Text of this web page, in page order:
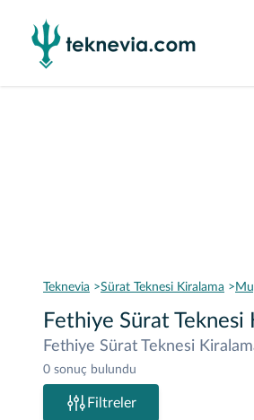
Teknevia Sürat Teknesi Kiralama
Fethiye Sürat Teknesi
Fethiye Sürat Teknesi
0 sonuç bulundu
Filtreler